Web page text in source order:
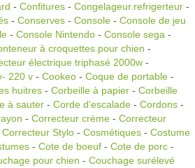
- Confitures - Congelageur.refrigerteur -
- Conserves - Console - Console de jeu
- Console Nintendo - Console sega -
à croquettes pour chien -
électrique triphasé 2000w -
220 v - Cookeo - Coque de portable -
huitres - Corbeille à papier - Corbeille
à sauter - Corde d'escalade - Cordons -
- Correcteur crème - Correcteur
Correcteur Stylo - Cosmétiques - Costume
- Cote de boeuf - Cote de porc -
pour chien - Couchage surélevé